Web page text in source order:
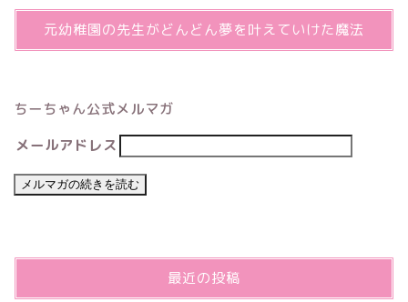
元幼稚園の先生がどんどん夢を叶えていけた魔法
ちーちゃん公式メルマガ
メールアドレス
最近の投稿
プロフィール